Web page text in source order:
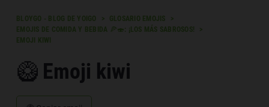
BLOYGO - BLOG DE YOIGO
GLOSARIO EMOJIS
EMOJIS DE COMIDA Y BEBIDA 🍕🍣: ¡LOS MÁS SABROSOS!
EMOJI KIWI
🥝 Emoji kiwi